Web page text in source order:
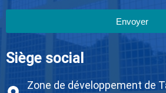
Envoyer
Siège social
Zone de développement de